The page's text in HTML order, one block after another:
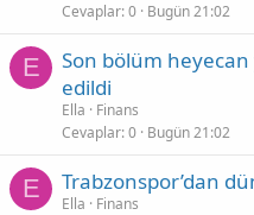
Cevaplar 0 Bugün 21:02
E
Son bölüm
edildi
Ella
Finans
Cevaplar 0 Bugün 21:02
E Trabzonspor’dan
Ella
Finans